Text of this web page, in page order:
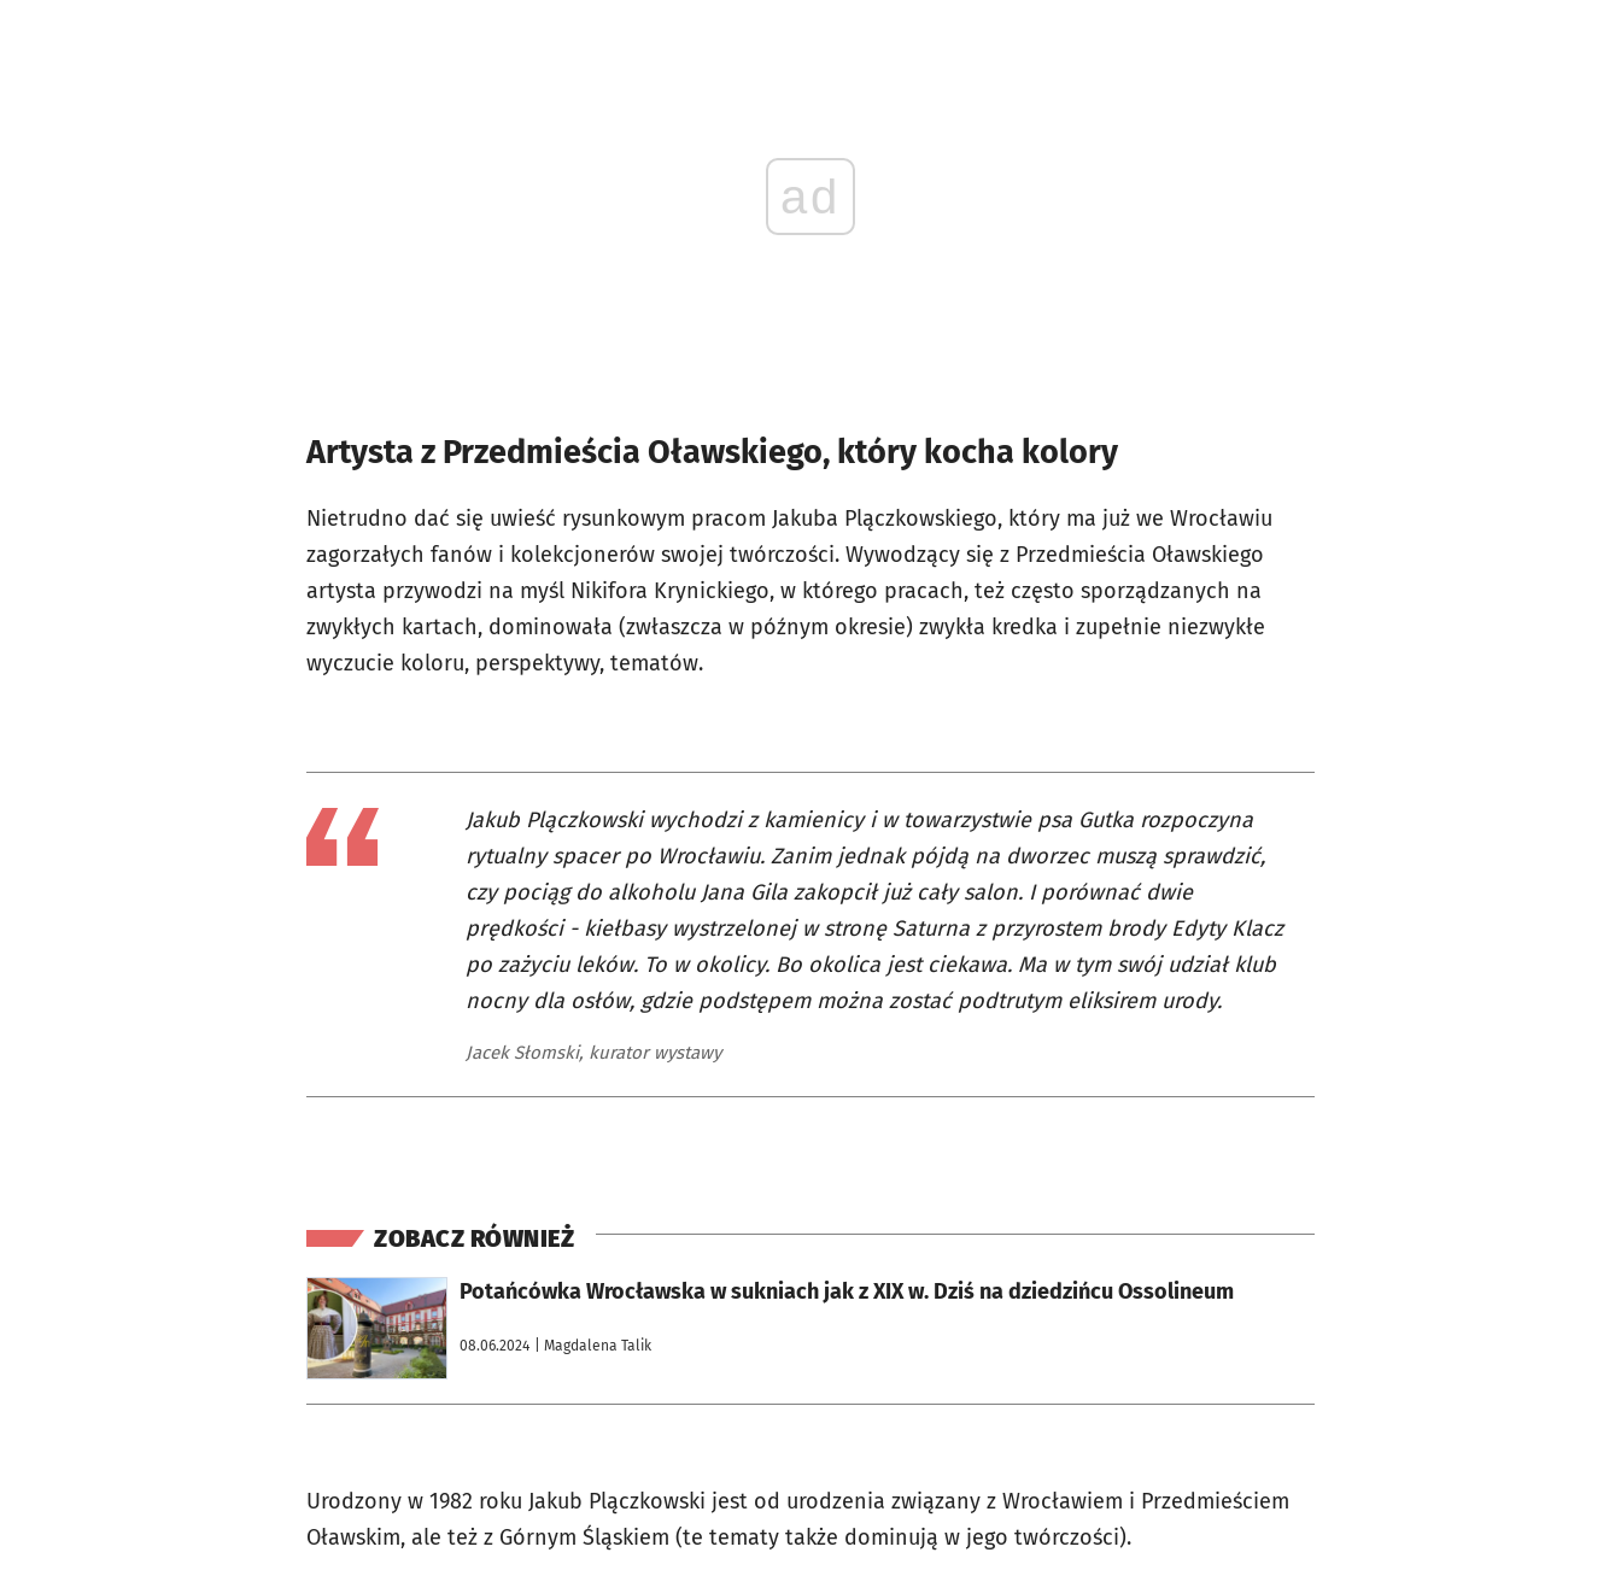
ad
Artysta z Przedmieścia Oławskiego, który kocha kolory
Nietrudno dać się uwieść rysunkowym pracom Jakuba Plączkowskiego, który ma już we Wrocławiu
zagorzałych fanów i kolekcjonerów swojej twórczości. Wywodzący się z Przedmieścia Oławskiego
artysta przywodzi na myśl Nikifora Krynickiego, w którego pracach, też często sporządzanych na
zwykłych kartach, dominowała (zwłaszcza w późnym okresie) zwykła kredka i zupełnie niezwykłe
wyczucie koloru, perspektywy, tematów.
Jakub Plączkowski wychodzi z kamienicy i w towarzystwie psa Gutka rozpoczyna
rytualny spacer po Wrocławiu. Zanim jednak pójdą na dworzec muszą sprawdzić,
czy pociąg do alkoholu Jana Gila zakopcił już cały salon. I porównać dwie
prędkości - kiełbasy wystrzelonej w stronę Saturna z przyrostem brody Edyty Klacz
po zażyciu leków. To w okolicy. Bo okolica jest ciekawa. Ma w tym swój udział klub
nocny dla osłów, gdzie podstępem można zostać podtrutym eliksirem urody.
Jacek Słomski, kurator wystawy
ZOBACZ RÓWNIEŻ
Potańcówka Wrocławska w sukniach jak z XIX w. Dziś na dziedzińcu Ossolineum
08.06.2024 | Magdalena Talik
otworzy się w nowej karcie
Urodzony w 1982 roku Jakub Plączkowski jest od urodzenia związany z Wrocławiem i Przedmieściem
Oławskim, ale też z Górnym Śląskiem (te tematy także dominują w jego twórczości).